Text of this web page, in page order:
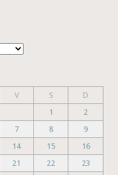
V S
D
1
2
7 8
9
14 15
16
21 22
23